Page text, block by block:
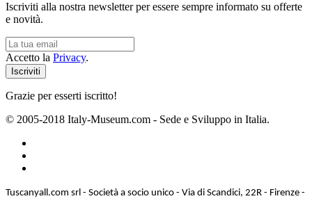
Iscriviti alla nostra newsletter per essere sempre informato su offerte
e novità.
Accetto la Privacy.
Grazie per esserti iscritto!
© 2005-2018 Italy-Museum.com - Sede e Sviluppo in Italia.
Tuscanyall.com srl - Società a socio unico - Via di Scandici, 22R - Firenze -